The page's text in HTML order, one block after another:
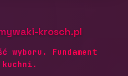
krosch.pl
wyboru. Fundament